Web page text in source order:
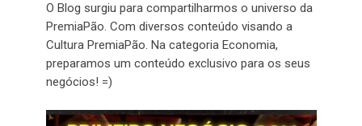
O Blog surgiu para compartilharmos o universo da
PremiaPão. Com diversos conteúdo visando a
Cultura PremiaPão. Na categoria Economia,
preparamos um conteúdo exclusivo para os seus
negócios! =)